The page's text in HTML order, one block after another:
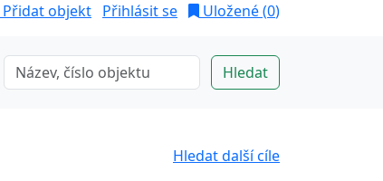
Přidat objekt Přihlásit se Uložené (0)
Hledat další cíle